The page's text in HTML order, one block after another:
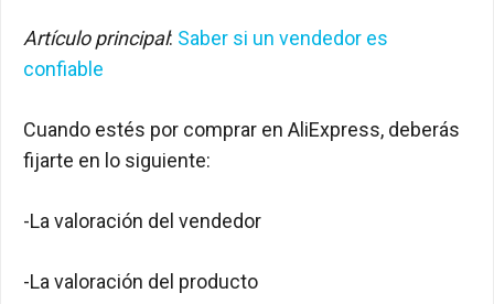
Artículo principal: Saber si un vendedor es
confiable
Cuando estés por comprar en AliExpress, deberás
fijarte en lo siguiente:
-La valoración del vendedor
-La valoración del producto